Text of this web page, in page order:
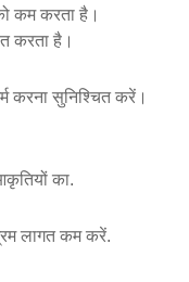
कम करता है।
करता है।
करना सुनिश्चित करें।
का.
लागत कम करें.